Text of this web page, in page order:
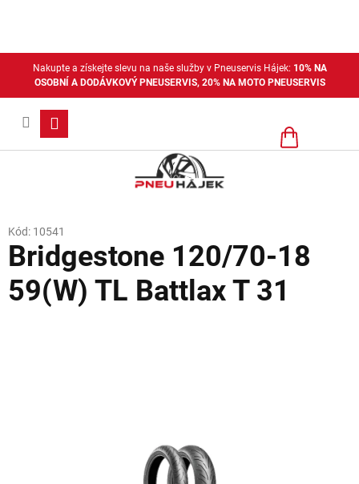
Nakupte a získejte slevu na naše služby v Pneuservis Hájek: 10% NA
OSOBNÍ A DODÁVKOVÝ PNEUSERVIS, 20% NA MOTO PNEUSERVIS
Nákupní
Bridgestone 120/70-18
59(W) TL Battlax T 31
Kód: 10541